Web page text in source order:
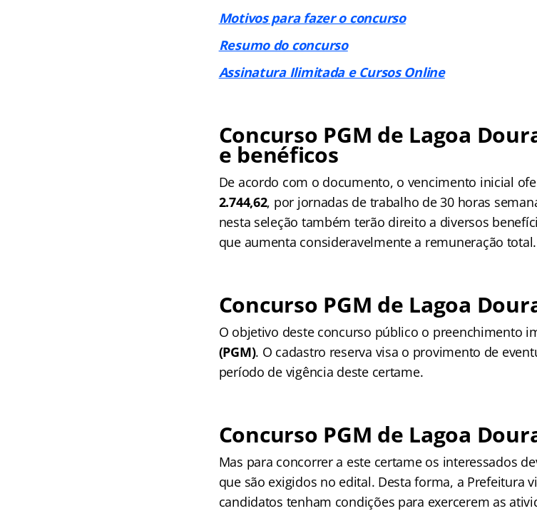
Motivos para fazer o concurso
Resumo do concurso
Assinatura Ilimitada e Cursos Online
Concurso PGM de Lagoa
e benéficos
De acordo com o documento, o vencimento inicial
2.744,62, por jornadas de trabalho de 30 horas
nesta seleção também terão direito a diversos
que aumenta consideravelmente a remuneração total.
Concurso PGM de Lagoa
O objetivo deste concurso público o preenchimento
(PGM). O cadastro reserva visa o provimento de
período de vigência deste certame.
Concurso PGM de Lagoa
Mas para concorrer a este certame os interessados
que são exigidos no edital. Desta forma, a Prefeitura
candidatos tenham condições para exercerem as